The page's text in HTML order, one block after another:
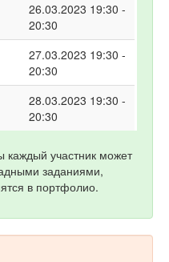
26.03.2023 19:30 -
20:30
27.03.2023 19:30 -
20:30
28.03.2023 19:30 -
20:30
каждый участник может
заданиями,
в портфолио.